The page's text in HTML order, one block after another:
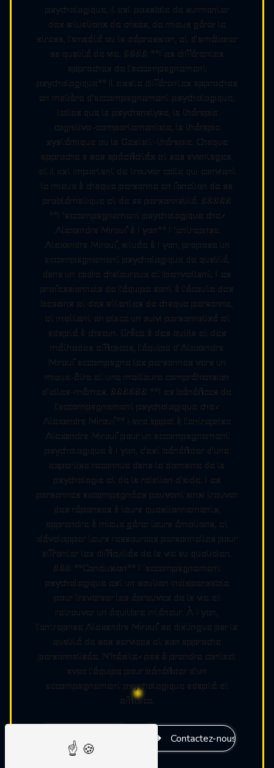
psychologique, il est possible de surmonter
des situations de crises, de mieux gérer le
stress, l'anxiété ou la dépression, et d'améliorer
sa qualité de vie. #### **Les différentes
approches de l'accompagnement
psychologique** Il existe différentes approches
en matière d'accompagnement psychologique,
telles que la psychanalyse, la thérapie
cognitivo-comportementale, la thérapie
systémique ou la Gestalt-thérapie. Chaque
approche a ses spécificités et ses avantages,
et il est important de trouver celle qui convient
le mieux à chaque personne en fonction de sa
problématique et de sa personnalité. #####
**L'accompagnement psychologique chez
Alexandra Mirouf à Lyon** L'entreprise
Alexandra Mirouf, située à Lyon, propose un
accompagnement psychologique de qualité,
dans un cadre chaleureux et bienveillant. Les
professionnels de l'équipe sont à l'écoute des
besoins et des attentes de chaque personne,
et mettent en place un suivi personnalisé et
adapté à chacun. Grâce à des outils et des
méthodes efficaces, l'équipe d'Alexandra
Mirouf accompagne les personnes vers un
mieux-être et une meilleure compréhension
d'elles-mêmes. ###### **Les bénéfices de
l'accompagnement psychologique chez
Alexandra Mirouf** Faire appel à l'entreprise
Alexandra Mirouf pour un accompagnement
psychologique à Lyon, c'est bénéficier d'une
expertise reconnue dans le domaine de la
psychologie et de la relation d'aide. Les
personnes accompagnées peuvent ainsi trouver
des réponses à leurs questionnements,
apprendre à mieux gérer leurs émotions, et
développer leurs ressources personnelles pour
affronter les difficultés de la vie au quotidien.
### **Conclusion** L'accompagnement
psychologique est un soutien indispensable
pour traverser les épreuves de la vie et
retrouver un équilibre intérieur. À Lyon,
l'entreprise Alexandra Mirouf se distingue par la
qualité de ses services et son approche
personnalisée. N'hésitez pas à prendre contact
avec l'équipe pour bénéficier d'un
accompagnement psychologique adapté et
efficace.
En savoir plus Contactez-nous